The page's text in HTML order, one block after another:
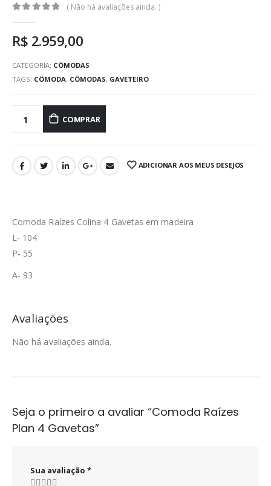
( Não há avaliações ainda. )
R$ 2.959,00
CATEGORIA: CÔMODAS
TAGS: CÔMODA, CÔMODAS, GAVETEIRO
COMPRAR
ADICIONAR AOS MEUS DESEJOS
Comoda Raízes Colina 4 Gavetas em madeira
L- 104
P- 55
A- 93
Avaliações
Não há avaliações ainda.
Seja o primeiro a avaliar “Comoda Raízes
Plan 4 Gavetas”
Sua avaliação *